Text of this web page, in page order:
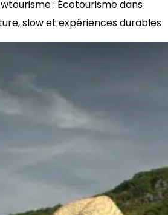
: Écotourisme dans
slow et expériences durables